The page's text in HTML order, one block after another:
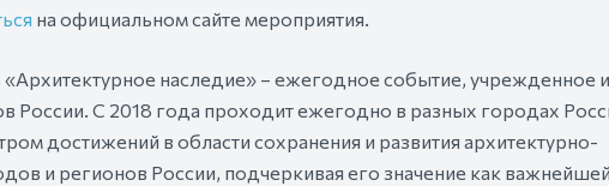
на официальном сайте мероприятия.
«Архитектурное наследие» – ежегодное событие, учрежденное и
России. С 2018 года проходит ежегодно в разных городах
достижений в области сохранения и развития архитектурно-
и регионов России, подчеркивая его значение как важнейшей